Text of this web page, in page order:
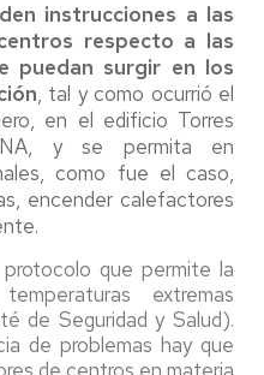
instrucciones a las
respecto a las
puedan surgir en los
, tal y como ocurrió el
en el edificio Torres
y se permita en
como fue el caso,
encender calefactores
que permite la
extremas
de Seguridad y Salud).
de problemas hay que